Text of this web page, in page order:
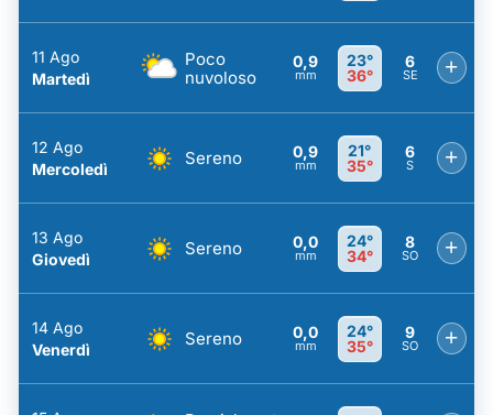
11 Ago
Martedì
Poco
nuvoloso
0,9
mm
23°
36°
6
SE +
12 Ago
Mercoledì
Sereno 0,9
mm
21°
35°
6
S +
13 Ago
Giovedì
Sereno 0,0
mm
24°
34°
8
SO +
14 Ago
Venerdì
Sereno 0,0
mm
24°
35°
9
SO +